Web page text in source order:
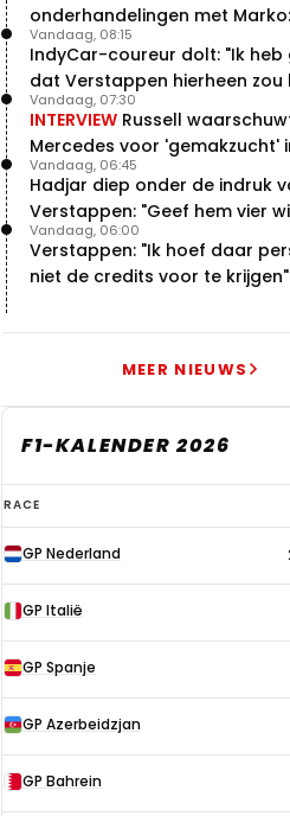
onderhandelingen met
was ik erg door verrast"
IndyCar-coureur dolt: "Ik heb
dat Verstappen hierheen zou
Vandaag, 08:15
INTERVIEW Russell
Mercedes voor 'gemakzucht'
met concurrentie
Vandaag, 07:30
Hadjar diep onder de indruk
Verstappen: "Geef hem vier
levert"
Vandaag, 06:45
Verstappen: "Ik hoef daar
niet de credits voor te krijgen"
Vandaag, 06:00
MEER NIEUWS
F1-KALENDER 2026
F1-
kalender
2026
RACE
GP Nederland
GP Italië
GP Spanje
GP Azerbeidzjan
GP Bahrein